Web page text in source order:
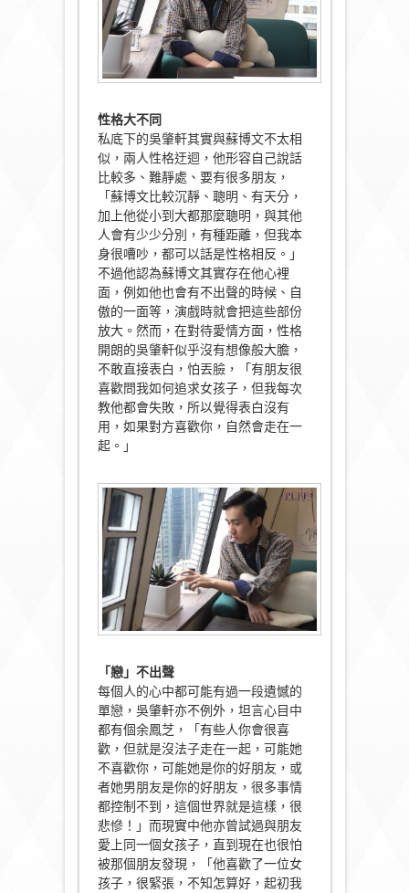
性格大不同
私底下的吳肇軒其實與蘇博文不太相
似，兩人性格迂迴，他形容自己說話
比較多、難靜處、要有很多朋友，
「蘇博文比較沉靜、聰明、有天分，
加上他從小到大都那麼聰明，與其他
人會有少少分別，有種距離，但我本
身很嘈吵，都可以話是性格相反。」
不過他認為蘇博文其實存在他心裡
面，例如他也會有不出聲的時候、自
傲的一面等，演戲時就會把這些部份
放大。然而，在對待愛情方面，性格
開朗的吳肇軒似乎沒有想像般大膽，
不敢直接表白，怕丟臉，「有朋友很
喜歡問我如何追求女孩子，但我每次
教他都會失敗，所以覺得表白沒有
用，如果對方喜歡你，自然會走在一
起。」
「戀」不出聲
每個人的心中都可能有過一段遺憾的
單戀，吳肇軒亦不例外，坦言心目中
都有個余鳳芝，「有些人你會很喜
歡，但就是沒法子走在一起，可能她
不喜歡你，可能她是你的好朋友，或
者她男朋友是你的好朋友，很多事情
都控制不到，這個世界就是這樣，很
悲慘！」而現實中他亦曾試過與朋友
愛上同一個女孩子，直到現在也很怕
被那個朋友發現，「他喜歡了一位女
孩子，很緊張，不知怎算好，起初我